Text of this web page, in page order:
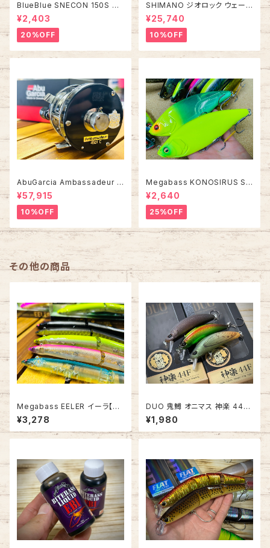
BlueBlue SNECON 150S ス
ネコン 150S
¥2,403
20%OFF
SHIMANO ジオロック ウェーデ
ィングシューズ カットピンフェル
ト FS-284Z【2026年オスス
メ！】
¥25,740
10%OFF
AbuGarcia Ambassadeur 4
501C FACTORY TUNED アン
バサダー ファクトリーチューン
¥57,915
10%OFF
Megabass KONOSIRUS S
WIMMER コノシラススイマー
¥2,640
25%OFF
その他の商品
Megabass EELER イーラ【20
26復刻Ver.】
¥3,278
DUO 鬼鱒 オニマス 神楽 44F
【2026年新サイズ】
¥1,980